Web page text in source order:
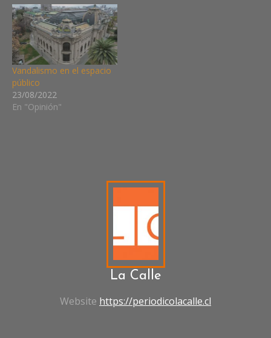
Vandalismo en el espacio
público
23/08/2022
En "Opinión"
BRUNA
La Calle
Website https://periodicolacalle.cl